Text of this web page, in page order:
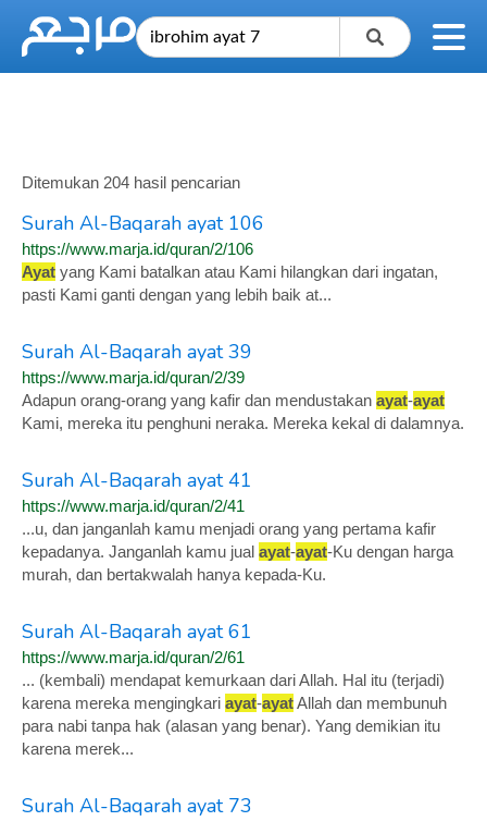
Ditemukan 204 hasil pencarian
Surah Al-Baqarah ayat 106
https://www.marja.id/quran/2/106
Ayat yang Kami batalkan atau Kami hilangkan dari ingatan,
pasti Kami ganti dengan yang lebih baik at...
Surah Al-Baqarah ayat 39
https://www.marja.id/quran/2/39
Adapun orang-orang yang kafir dan mendustakan ayat-ayat
Kami, mereka itu penghuni neraka. Mereka kekal di dalamnya.
Surah Al-Baqarah ayat 41
https://www.marja.id/quran/2/41
...u, dan janganlah kamu menjadi orang yang pertama kafir
kepadanya. Janganlah kamu jual ayat-ayat-Ku dengan harga
murah, dan bertakwalah hanya kepada-Ku.
Surah Al-Baqarah ayat 61
https://www.marja.id/quran/2/61
... (kembali) mendapat kemurkaan dari Allah. Hal itu (terjadi)
karena mereka mengingkari ayat-ayatAllah dan membunuh
para nabi tanpa hak (alasan yang benar). Yang demikian itu
karena merek...
Surah Al-Baqarah ayat 73